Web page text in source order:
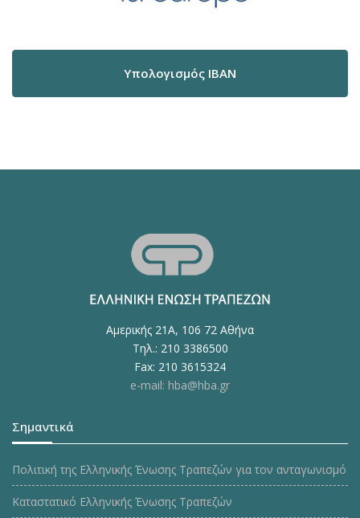
Υπολογισμός IBAN
Αμερικής 21Α, 106 72 Αθήνα
Τηλ.: 210 3386500
Fax: 210 3615324
e-mail: hba@hba.gr
Σημαντικά
Πολιτική της Ελληνικής Ένωσης Τραπεζών για τον ανταγωνισμό
Καταστατικό Ελληνικής Ένωσης Τραπεζών